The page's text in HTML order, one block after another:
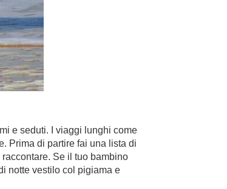
e seduti. I viaggi lunghi come
Prima di partire fai una lista di
Se il tuo bambino
notte vestilo col pigiama e